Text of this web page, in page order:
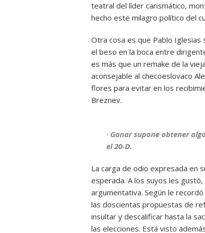
teatral del líder carismático,
hecho este milagro político del
Otra cosa es que Pablo Iglesias
el beso en la boca entre
es más que un remake de la
aconsejable al checoeslovaco
flores para evitar en los
Breznev.
· Ganar supone obtener
el 20-D.
La carga de odio expresada en
esperada. A los suyos les
argumentativa. Según le
las doscientas propuestas de
insultar y descalificar hasta la
las elecciones. Está visto